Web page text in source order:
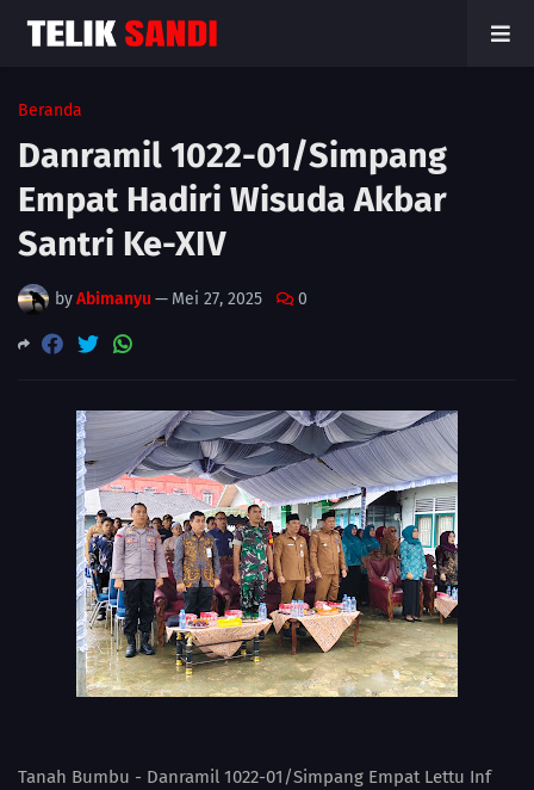
Beranda
Danramil 1022-01/Simpang
Empat Hadiri Wisuda Akbar
Santri Ke-XIV
byAbimanyu — Mei 27, 2025 0
Tanah Bumbu - Danramil 1022-01/Simpang Empat Lettu Inf